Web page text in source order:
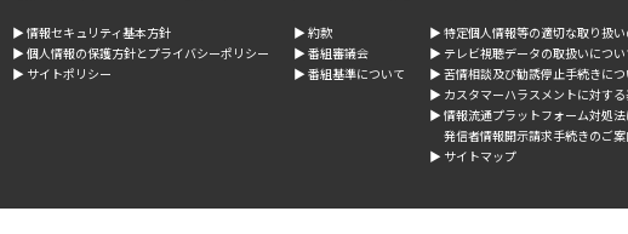
▶︎ 情報セキュリティ基本方針
▶︎ 個人情報の保護方針とプライバシーポリシー
▶︎ サイトポリシー
▶︎ 約款
▶︎ 番組審議会
▶︎ 番組基準について
▶︎ 特定個人情報等の適切な取り扱
▶︎ テレビ視聴データの取扱いについ
▶︎ 苦情相談及び勧誘停止手続きにつ
▶︎ カスタマーハラスメントに対す
▶︎ 情報流通プラットフォーム対処法
発信者情報開示請求手続きのご
▶︎ サイトマップ